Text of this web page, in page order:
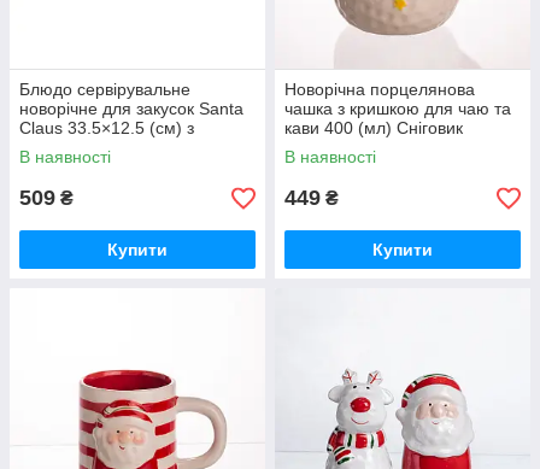
Блюдо сервірувальне
новорічне для закусок Santa
Claus 33.5×12.5 (см) з
порцеляни CR-1-33
В наявності
509 ₴
Купити
Новорічна порцелянова
чашка з кришкою для чаю та
кави 400 (мл) Сніговик
дитяча чашка на подарунок
на новий рік CR-1-34
В наявності
449 ₴
Купити